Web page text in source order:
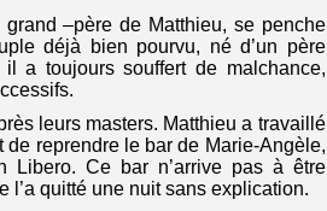
–père de Matthieu, se penche
déjà bien pourvu, né d’un père
a toujours souffert de malchance,
leurs masters. Matthieu a travaillé
reprendre le bar de Marie-Angèle,
Libero. Ce bar n’arrive pas à être
l’a quitté une nuit sans explication.